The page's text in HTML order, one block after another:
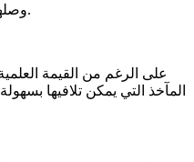
- وصلها بالنظر المقاصدي وبقضايا الواقع.
على الرغم من القيمة
المآخذ التي يمكن تلافيها